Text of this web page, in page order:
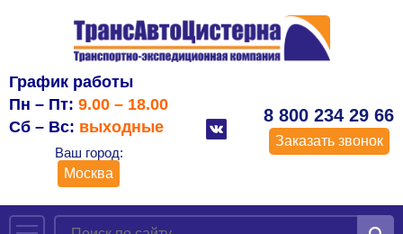
График работы
Пн – Пт: 9.00 – 18.00
Сб – Вс: выходные
Ваш город:
Москва
8 800 234 29 66
Заказать звонок